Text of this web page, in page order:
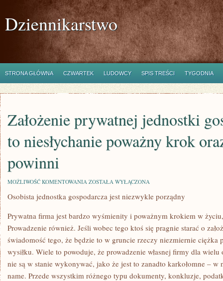
Dziennikarstwo
STRONA GŁÓWNA CZWARTEK LUDOWCY SPIS TREŚCI TYGODNIA
Założenie prywatnej jednostki
to niesłychanie poważny krok
powinni
MOŻLIWOŚĆ KOMENTOWANIA ZAŁOŻENIE
JEDNOSTKI
GOSPODARCZEJ
TO
NIESŁYCHANIE
KROK
ORAZ
KAŻDY
POWINNI
ZOSTAŁA WYŁĄCZONA
Osobista jednostka gospodarcza jest niezwykle porządny
Prywatna firma jest bardzo wyśmienity i poważnym krokiem w życiu,
Prowadzenie również. Jeśli wobec tego ktoś się pragnie starać o
świadomość tego, że będzie to w gruncie rzeczy niezmiernie ciężka
wysiłku. Wiele to powoduje, że prowadzenie własnej firmy dla
nie są w stanie wykonywać, jako że jest to zanadto karkołomne – w
name. Przede wszystkim różnego typu dokumenty, konkluzje,